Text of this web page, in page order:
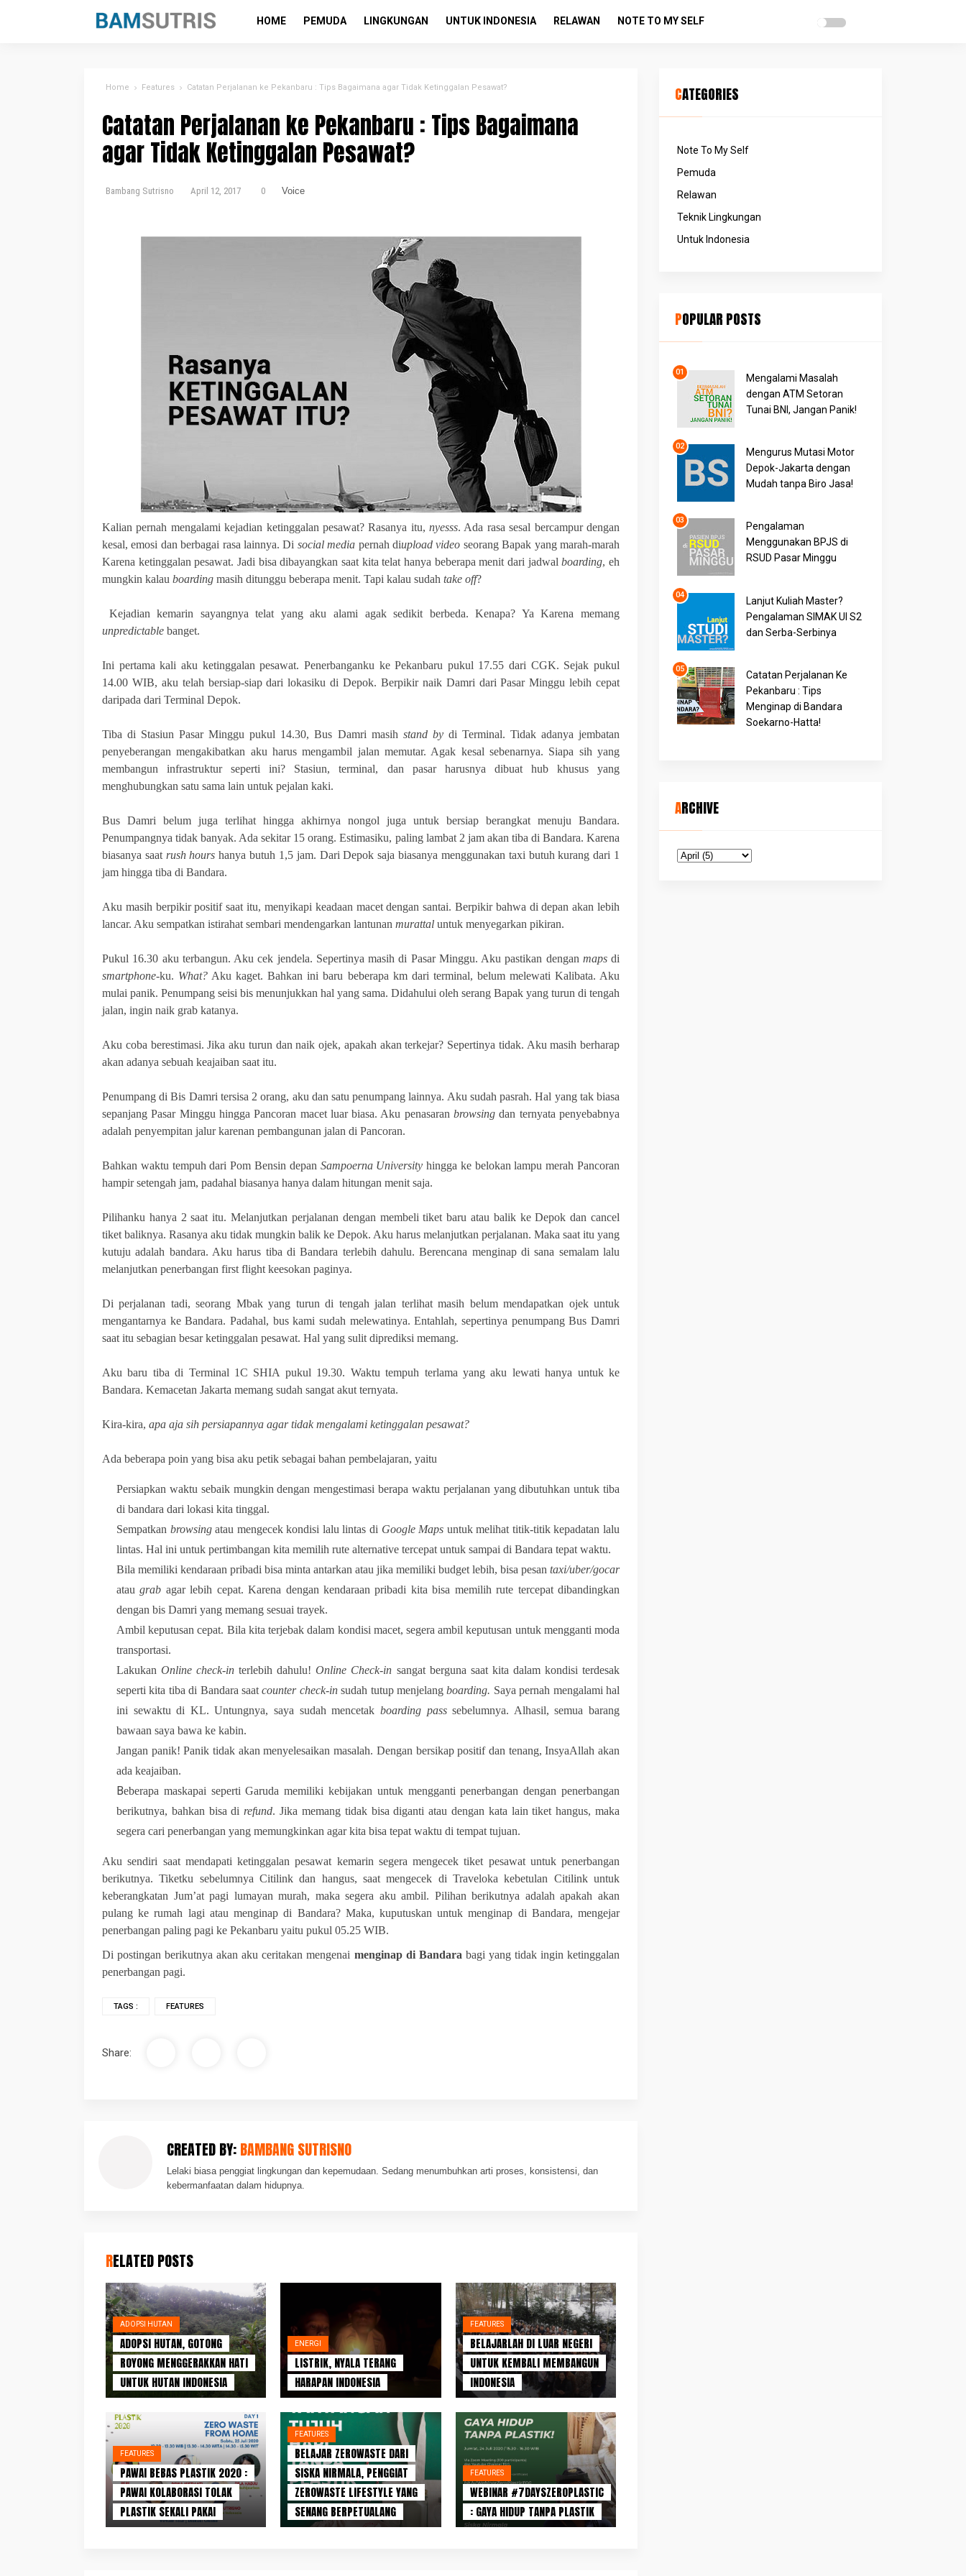
HOME PEMUDA LINGKUNGAN UNTUK INDONESIA RELAWAN NOTE TO MY SELF
Home Features Catatan Perjalanan ke Pekanbaru : Tips Bagaimana agar Tidak Ketinggalan Pesawat?
Catatan Perjalanan ke Pekanbaru : Tips Bagaimana
agar Tidak Ketinggalan Pesawat?
Bambang Sutrisno April 12, 2017 0 Voice
Kalian pernah mengalami kejadian ketinggalan pesawat? Rasanya itu,nyesss. Ada rasa sesal bercampur dengan
kesal, emosi dan berbagai rasa lainnya. Di social media pernah diupload video seorang Bapak yang marah-marah
Karena ketinggalan pesawat. Jadi bisa dibayangkan saat kita telat hanya beberapa menit dari jadwalboarding, eh
mungkin kalau boarding masih ditunggu beberapa menit. Tapi kalau sudah take off?
Kejadian kemarin sayangnya telat yang aku alami agak sedikit berbeda. Kenapa? Ya Karena memang
unpredictable banget.
Ini pertama kali aku ketinggalan pesawat. Penerbanganku ke Pekanbaru pukul 17.55 dari CGK. Sejak pukul
14.00 WIB, aku telah bersiap-siap dari lokasiku di Depok. Berpikir naik Damri dari Pasar Minggu lebih cepat
daripada dari Terminal Depok.
Tiba di Stasiun Pasar Minggu pukul 14.30, Bus Damri masih stand bydi Terminal. Tidak adanya jembatan
penyeberangan mengakibatkan aku harus mengambil jalan memutar. Agak kesal sebenarnya. Siapa sih yang
membangun infrastruktur seperti ini? Stasiun, terminal, dan pasar harusnya dibuat hub khusus yang
menghubungkan satu sama lain untuk pejalan kaki.
Bus Damri belum juga terlihat hingga akhirnya nongol juga untuk bersiap berangkat menuju Bandara.
Penumpangnya tidak banyak. Ada sekitar 15 orang. Estimasiku, paling lambat 2 jam akan tiba di Bandara. Karena
biasanya saat rush hours hanya butuh 1,5 jam. Dari Depok saja biasanya menggunakan taxi butuh kurang dari 1
jam hingga tiba di Bandara.
Aku masih berpikir positif saat itu, menyikapi keadaan macet dengan santai. Berpikir bahwa di depan akan lebih
lancar. Aku sempatkan istirahat sembari mendengarkan lantunan murattal untuk menyegarkan pikiran.
Pukul 16.30 aku terbangun. Aku cek jendela. Sepertinya masih di Pasar Minggu. Aku pastikan dengan mapsdi
smartphone-ku. What? Aku kaget. Bahkan ini baru beberapa km dari terminal, belum melewati Kalibata. Aku
mulai panik. Penumpang seisi bis menunjukkan hal yang sama. Didahului oleh serang Bapak yang turun di tengah
jalan, ingin naik grab katanya.
Aku coba berestimasi. Jika aku turun dan naik ojek, apakah akan terkejar? Sepertinya tidak. Aku masih berharap
akan adanya sebuah keajaiban saat itu.
Penumpang di Bis Damri tersisa 2 orang, aku dan satu penumpang lainnya. Aku sudah pasrah. Hal yang tak biasa
sepanjang Pasar Minggu hingga Pancoran macet luar biasa. Aku penasaranbrowsing dan ternyata penyebabnya
adalah penyempitan jalur karenan pembangunan jalan di Pancoran.
Bahkan waktu tempuh dari Pom Bensin depan Sampoerna University hingga ke belokan lampu merah Pancoran
hampir setengah jam, padahal biasanya hanya dalam hitungan menit saja.
Pilihanku hanya 2 saat itu. Melanjutkan perjalanan dengan membeli tiket baru atau balik ke Depok dan cancel
tiket baliknya. Rasanya aku tidak mungkin balik ke Depok. Aku harus melanjutkan perjalanan. Maka saat itu yang
kutuju adalah bandara. Aku harus tiba di Bandara terlebih dahulu. Berencana menginap di sana semalam lalu
melanjutkan penerbangan first flight keesokan paginya.
Di perjalanan tadi, seorang Mbak yang turun di tengah jalan terlihat masih belum mendapatkan ojek untuk
mengantarnya ke Bandara. Padahal, bus kami sudah melewatinya. Entahlah, sepertinya penumpang Bus Damri
saat itu sebagian besar ketinggalan pesawat. Hal yang sulit diprediksi memang.
Aku baru tiba di Terminal 1C SHIA pukul 19.30. Waktu tempuh terlama yang aku lewati hanya untuk ke
Bandara. Kemacetan Jakarta memang sudah sangat akut ternyata.
Kira-kira, apa aja sih persiapannya agar tidak mengalami ketinggalan pesawat?
Ada beberapa poin yang bisa aku petik sebagai bahan pembelajaran, yaitu
Persiapkan waktu sebaik mungkin dengan mengestimasi berapa waktu perjalanan yang dibutuhkan untuk tiba
di bandara dari lokasi kita tinggal.
Sempatkan browsingatau mengecek kondisi lalu lintas di Google Maps untuk melihat titik-titik kepadatan lalu
lintas. Hal ini untuk pertimbangan kita memilih rute alternative tercepat untuk sampai di Bandara tepat waktu.
Bila memiliki kendaraan pribadi bisa minta antarkan atau jika memiliki budget lebih, bisa pesan taxi/uber/gocar
ataugrab agar lebih cepat. Karena dengan kendaraan pribadi kita bisa memilih rute tercepat dibandingkan
dengan bis Damri yang memang sesuai trayek.
Ambil keputusan cepat. Bila kita terjebak dalam kondisi macet, segera ambil keputusan untuk mengganti moda
transportasi.
LakukanOnline check-in terlebih dahulu!Online Check-in sangat berguna saat kita dalam kondisi terdesak
seperti kita tiba di Bandara saatcounter check-insudah tutup menjelangboarding. Saya pernah mengalami hal
ini sewaktu di KL. Untungnya, saya sudah mencetak boarding passsebelumnya. Alhasil, semua barang
bawaan saya bawa ke kabin.
Jangan panik! Panik tidak akan menyelesaikan masalah. Dengan bersikap positif dan tenang, InsyaAllah akan
ada keajaiban.
Beberapa maskapai seperti Garuda memiliki kebijakan untuk mengganti penerbangan dengan penerbangan
berikutnya, bahkan bisa di refund. Jika memang tidak bisa diganti atau dengan kata lain tiket hangus, maka
segera cari penerbangan yang memungkinkan agar kita bisa tepat waktu di tempat tujuan.
Aku sendiri saat mendapati ketinggalan pesawat kemarin segera mengecek tiket pesawat untuk penerbangan
berikutnya. Tiketku sebelumnya Citilink dan hangus, saat mengecek di Traveloka kebetulan Citilink untuk
keberangkatan Jum’at pagi lumayan murah, maka segera aku ambil. Pilihan berikutnya adalah apakah akan
pulang ke rumah lagi atau menginap di Bandara? Maka, kuputuskan untuk menginap di Bandara, mengejar
penerbangan paling pagi ke Pekanbaru yaitu pukul 05.25 WIB.
Di postingan berikutnya akan aku ceritakan mengenai menginap di Bandara bagi yang tidak ingin ketinggalan
penerbangan pagi.
TAGS : FEATURES
Share:
CREATED BY:BAMBANG SUTRISNO
Lelaki biasa penggiat lingkungan dan kepemudaan. Sedang menumbuhkan arti proses, konsistensi, dan
kebermanfaatan dalam hidupnya.
RELATED POSTS
ADOPSI HUTAN
ADOPSI HUTAN, GOTONG
ROYONG MENGGERAKKAN HATI
UNTUK HUTAN INDONESIA
ENERGI
LISTRIK, NYALA TERANG
HARAPAN INDONESIA
FEATURES
BELAJARLAH DI LUAR NEGERI
UNTUK KEMBALI MEMBANGUN
INDONESIA
FEATURES
PAWAI BEBAS PLASTIK 2020 :
PAWAI KOLABORASI TOLAK
PLASTIK SEKALI PAKAI
FEATURES
BELAJAR ZEROWASTE DARI
SISKA NIRMALA, PENGGIAT
ZEROWASTE LIFESTYLE YANG
SENANG BERPETUALANG
FEATURES
WEBINAR #7DAYSZEROPLASTIC
: GAYA HIDUP TANPA PLASTIK
CATEGORIES
Note To My Self
Pemuda
Relawan
Teknik Lingkungan
Untuk Indonesia
POPULAR POSTS
Mengalami Masalah
dengan ATM Setoran
Tunai BNI, Jangan Panik!
Mengurus Mutasi Motor
Depok-Jakarta dengan
Mudah tanpa Biro Jasa!
Pengalaman
Menggunakan BPJS di
RSUD Pasar Minggu
Lanjut Kuliah Master?
Pengalaman SIMAK UI S2
dan Serba-Serbinya
Catatan Perjalanan Ke
Pekanbaru : Tips
Menginap di Bandara
Soekarno-Hatta!
ARCHIVE